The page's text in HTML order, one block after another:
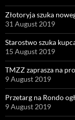
Złotoryja szuka
31 August 2019
Starostwo szuka
15 August 2019
TMZZ zaprasza na
9 August 2019
Przetarg na Rondo
9 August 2019